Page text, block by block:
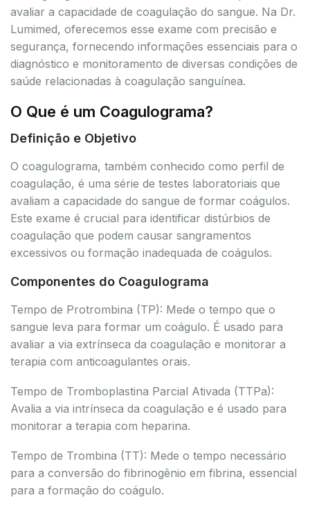
avaliar a capacidade de coagulação do sangue. Na Dr.
Lumimed, oferecemos esse exame com precisão e
segurança, fornecendo informações essenciais para o
diagnóstico e monitoramento de diversas condições de
saúde relacionadas à coagulação sanguínea.
O Que é um Coagulograma?
Definição e Objetivo
O coagulograma, também conhecido como perfil de
coagulação, é uma série de testes laboratoriais que
avaliam a capacidade do sangue de formar coágulos.
Este exame é crucial para identificar distúrbios de
coagulação que podem causar sangramentos
excessivos ou formação inadequada de coágulos.
Componentes do Coagulograma
Tempo de Protrombina (TP): Mede o tempo que o
sangue leva para formar um coágulo. É usado para
avaliar a via extrínseca da coagulação e monitorar a
terapia com anticoagulantes orais.
Tempo de Tromboplastina Parcial Ativada (TTPa):
Avalia a via intrínseca da coagulação e é usado para
monitorar a terapia com heparina.
Tempo de Trombina (TT): Mede o tempo necessário
para a conversão do fibrinogênio em fibrina, essencial
para a formação do coágulo.